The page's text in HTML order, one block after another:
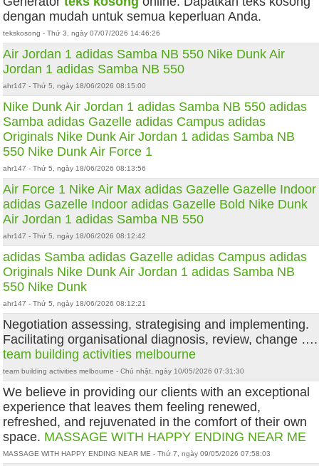
dengan mudah untuk semua keperluan Anda.
tekskosong - Thứ 3, ngày 07/07/2026 14:46:26
Air Jordan 1 adidas Samba NB 550 Nike Dunk Air
Jordan 1 adidas Samba NB 550
ahr147 - Thứ 5, ngày 18/06/2026 08:15:00
Nike Dunk Air Jordan 1 adidas Samba NB 550 adidas
Samba adidas Gazelle adidas Campus adidas
Originals Nike Dunk Air Jordan 1 adidas Samba NB
550 Nike Dunk Air Force 1
ahr147 - Thứ 5, ngày 18/06/2026 08:13:56
Air Force 1 Nike Air Max adidas Gazelle Gazelle Indoor
adidas Gazelle Indoor adidas Gazelle Bold Nike Dunk
Air Jordan 1 adidas Samba NB 550
ahr147 - Thứ 5, ngày 18/06/2026 08:12:42
adidas Samba adidas Gazelle adidas Campus adidas
Originals Nike Dunk Air Jordan 1 adidas Samba NB
550 Nike Dunk
ahr147 - Thứ 5, ngày 18/06/2026 08:12:21
Negotiation assessing, strategising and implementing.
Facilitating organisational diagnosis, review, change ….
team building activities melbourne
team building activities melbourne - Chủ nhật, ngày 10/05/2026 07:31:30
We believe in providing our clients with an exceptional
experience that leaves them feeling renewed,
refreshed, and rejuvenated in the comfort of their own
space. MASSAGE WITH HAPPY ENDING NEAR ME
MASSAGE WITH HAPPY ENDING NEAR ME - Thứ 7, ngày 09/05/2026 07:58:03